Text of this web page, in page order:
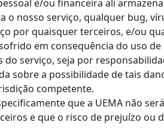
e/ou financeira ali
o nosso serviço, qualquer bug,
por quaisquer terceiros, e/ou
em consequência do uso
do serviço, seja por
sobre a possibilidade de tais
competente.
que a UEMA não
e que o risco de prejuízo